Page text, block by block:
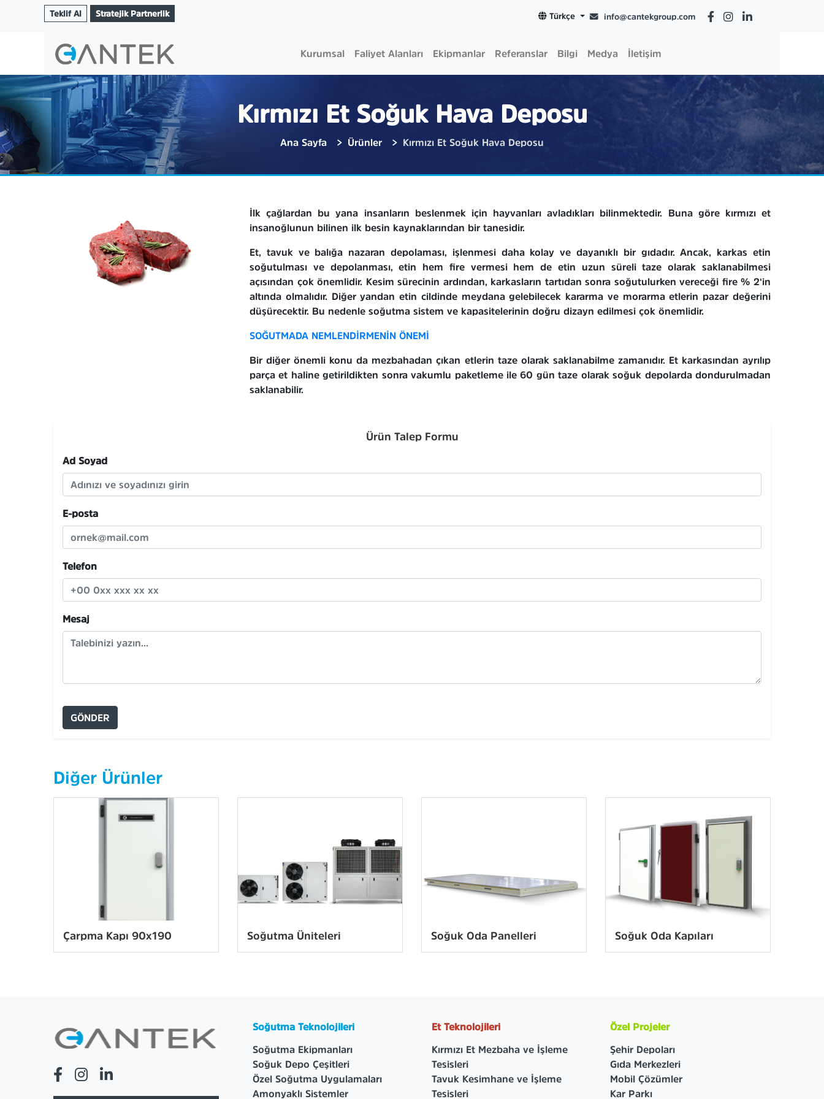
Teklif Al Stratejik Partnerlik Türkçe info@cantekgroup.com
Kurumsal Faliyet Alanları Ekipmanlar Referanslar Bilgi Medya İletişim
Kırmızı Et Soğuk Hava Deposu
Ana Sayfa Ürünler Kırmızı Et Soğuk Hava Deposu
İlk çağlardan bu yana insanların beslenmek için hayvanları avladıkları bilinmektedir. Buna göre kırmızı et
insanoğlunun bilinen ilk besin kaynaklarından bir tanesidir.
Et, tavuk ve balığa nazaran depolaması, işlenmesi daha kolay ve dayanıklı bir gıdadır. Ancak, karkas etin
soğutulması ve depolanması, etin hem ﬁre vermesi hem de etin uzun süreli taze olarak saklanabilmesi
açısından çok önemlidir. Kesim sürecinin ardından, karkasların tartıdan sonra soğutulurken vereceği ﬁre % 2‘in
altında olmalıdır. Diğer yandan etin cildinde meydana gelebilecek kararma ve morarma etlerin pazar değerini
düşürecektir. Bu nedenle soğutma sistem ve kapasitelerinin doğru dizayn edilmesi çok önemlidir.
SOĞUTMADA NEMLENDİRMENİN ÖNEMİ
Bir diğer önemli konu da mezbahadan çıkan etlerin taze olarak saklanabilme zamanıdır. Et karkasından ayrılıp
parça et haline getirildikten sonra vakumlu paketleme ile 60 gün taze olarak soğuk depolarda dondurulmadan
saklanabilir.
Ürün Talep Formu
Ad Soyad
E-posta
Telefon
Mesaj
GÖNDER
Diğer Ürünler
Çarpma Kapı 90x190 Soğutma Üniteleri Soğuk Oda Panelleri Soğuk Oda Kapıları
Soğutma Teknolojileri
Soğutma Ekipmanları
Soğuk Depo Çeşitleri
Özel Soğutma Uygulamaları
Amonyaklı Sistemler
Et Teknolojileri
Kırmızı Et Mezbaha ve İşleme
Tesisleri
Tavuk Kesimhane ve İşleme
Tesisleri
Özel Projeler
Şehir Depoları
Gıda Merkezleri
Mobil Çözümler
Kar Parkı